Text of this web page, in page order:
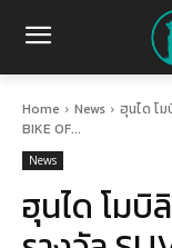
Home News
ฮุนได โม
BIKE OF...
News
ฮุนได โมบิ